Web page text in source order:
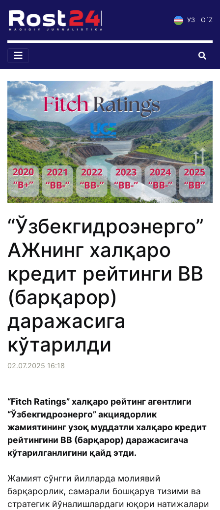
УЗ O`Z
“Ўзбекгидроэнерго”
АЖнинг халқаро
кредит рейтинги BB
(барқарор)
даражасига
кўтарилди
02.07.2025 16:18
“Fitch Ratings” халқаро рейтинг агентлиги
“Ўзбекгидроэнерго” акциядорлик
жамиятининг узоқ муддатли халқаро кредит
рейтингини BB (барқарор) даражасигача
кўтарилганлигини қайд этди.
Жамият сўнгги йилларда молиявий
барқарорлик, самарали бошқарув тизими ва
стратегик йўналишлардаги юқори натижалари